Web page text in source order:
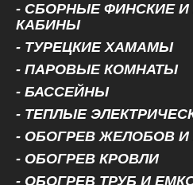
- СБОРНЫЕ ФИНСКИЕ
КАБИНЫ
- ТУРЕЦКИЕ ХАМАМЫ
- ПАРОВЫЕ КОМНАТЫ
- БАССЕЙНЫ
- ТЕПЛЫЕ
- ОБОГРЕВ ЖЕЛОБОВ
- ОБОГРЕВ КРОВЛИ
- ОБОГРЕВ ТРУБ И